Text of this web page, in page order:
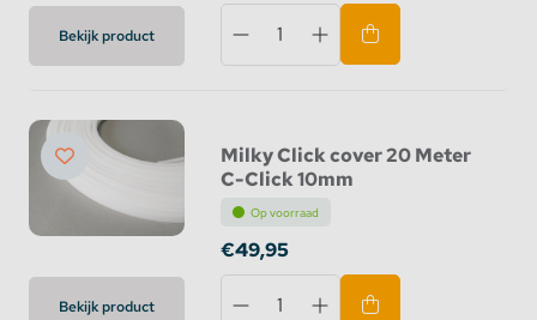
Bekijk product
Bekijk product
Milky Click cover 20 Meter
C-Click 10mm
Op voorraad
€49,95